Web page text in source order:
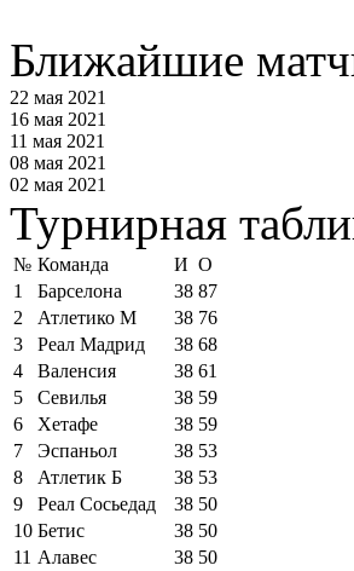
Ближайшие
22 мая 2021
16 мая 2021
11 мая 2021
08 мая 2021
02 мая 2021
Турнирная
№ Команда И О
1
Барселона 38 87
2
Атлетико М 38 76
3
Реал Мадрид 38 68
4
Валенсия 38 61
5
Севилья 38 59
6
Хетафе 38 59
7
Эспаньол 38 53
8
Атлетик Б 38 53
9
Реал Сосьедад 38 50
10 Бетис 38 50
11 Алавес 38 50